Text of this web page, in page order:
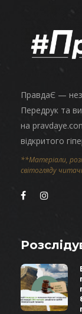
ПравдаЄ —
Передрук та
на
відкритого
**Матеріали,
світогляду